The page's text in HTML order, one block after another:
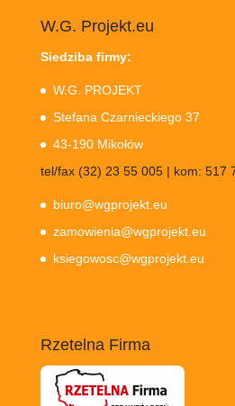
W.G. Projekt.eu
Siedziba firmy:
W.G. PROJEKT
Stefana Czarnieckiego 37
43-190 Mikołów
tel/fax (32) 23 55 005 | kom: 517
biuro@wgprojekt.eu
zamowienia@wgprojekt.eu
ksiegowosc@wgprojekt.eu
Rzetelna Firma